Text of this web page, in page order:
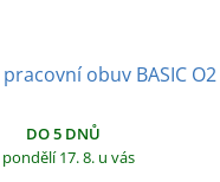
obuv BASIC O2
DO 5 DNŮ
17. 8. u vás